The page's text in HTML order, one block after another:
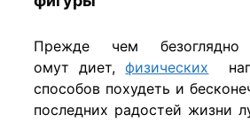
Прежде чем
омут диет,физических
способов похудеть и
последних радостей жизни